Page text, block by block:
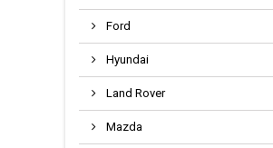
Ford
Hyundai
Land Rover
Mazda